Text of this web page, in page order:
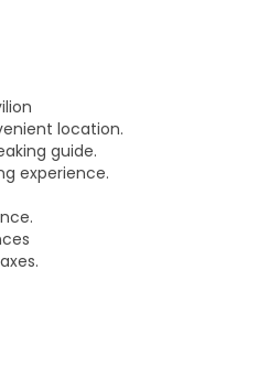
no están incluidos en el
del parque, como el
de reptiles, la
la zona de
de palmeras. Por el
animales salvajes como
e hipopótamos en un
deje de conocer a Owen y
cuya extraordinaria
location.
guide.
experience.